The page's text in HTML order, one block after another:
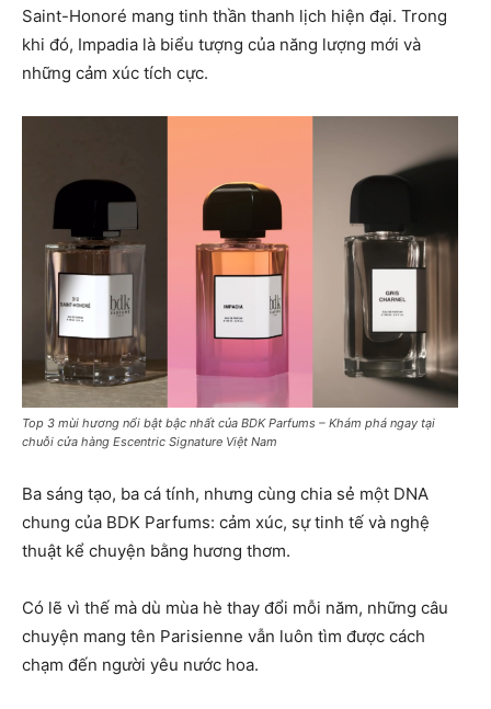
Saint-Honoré mang tinh thần thanh lịch hiện đại. Trong
khi đó, Impadia là biểu tượng của năng lượng mới và
những cảm xúc tích cực.
Top 3 mùi hương nổi bật bậc nhất của BDK Parfums – Khám phá ngay tại
chuỗi cửa hàng Escentric Signature Việt Nam
Ba sáng tạo, ba cá tính, nhưng cùng chia sẻ một DNA
chung của BDK Parfums: cảm xúc, sự tinh tế và nghệ
thuật kể chuyện bằng hương thơm.
Có lẽ vì thế mà dù mùa hè thay đổi mỗi năm, những câu
chuyện mang tên Parisienne vẫn luôn tìm được cách
chạm đến người yêu nước hoa.